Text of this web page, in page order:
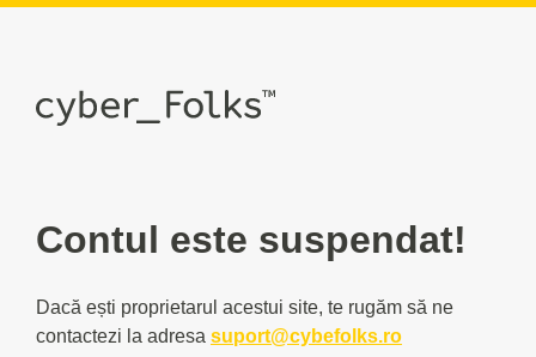
Contul este suspendat!
Dacă ești proprietarul acestui site, te rugăm să ne
contactezi la adresa suport@cybefolks.ro